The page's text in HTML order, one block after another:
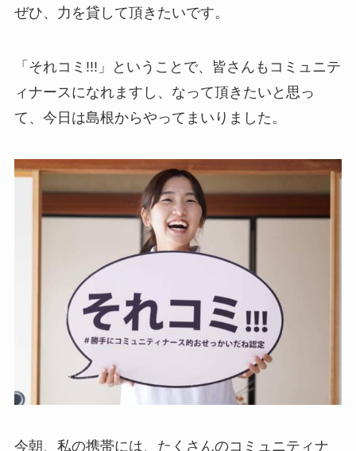
ぜひ、力を貸して頂きたいです。
「それコミ!!!」ということで、皆さんもコミュニテ
ィナースになれますし、なって頂きたいと思っ
て、今日は島根からやってまいりました。
今朝、私の携帯には、たくさんのコミュニティナ